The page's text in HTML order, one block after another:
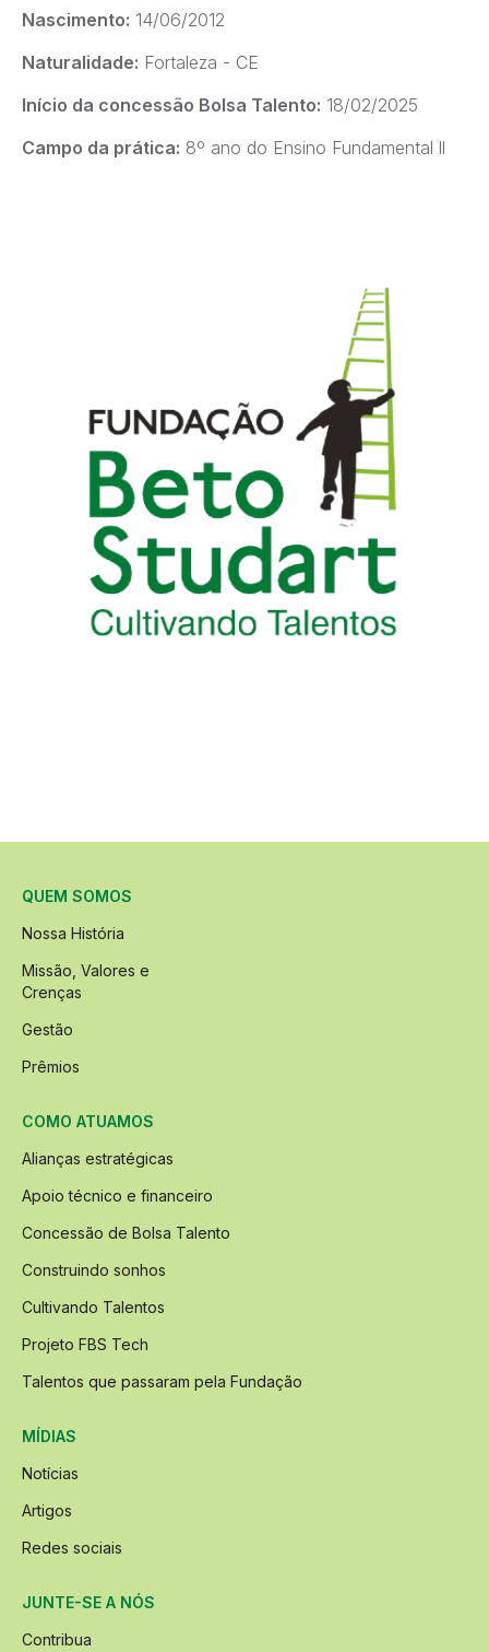
Nascimento: 14/06/2012
Naturalidade: Fortaleza - CE
Início da concessão Bolsa Talento: 18/02/2025
Campo da prática: 8º ano do Ensino Fundamental ll
QUEM SOMOS
Nossa História
Missão, Valores e
Crenças
Gestão
Prêmios
COMO ATUAMOS
Alianças estratégicas
Apoio técnico e financeiro
Concessão de Bolsa Talento
Construindo sonhos
Cultivando Talentos
Projeto FBS Tech
Talentos que passaram pela Fundação
MÍDIAS
Notícias
Artigos
Redes sociais
JUNTE-SE A NÓS
Contribua